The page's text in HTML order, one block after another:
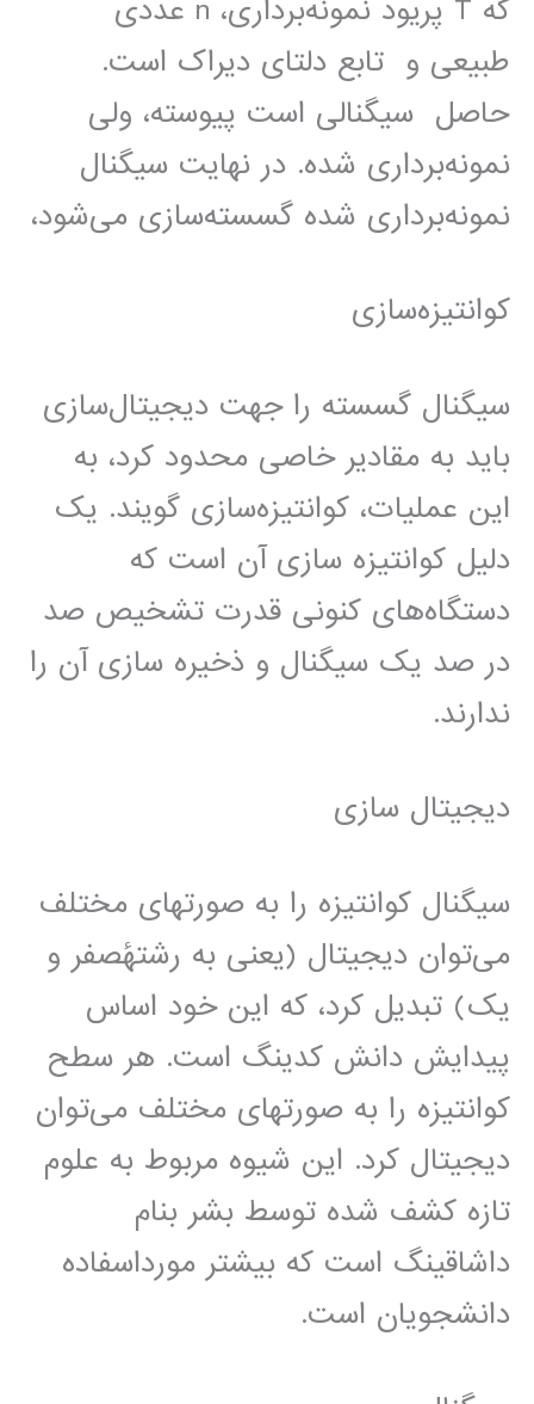
‫که T پریود نمونه‌برداری، n عددی
طبیعی ‫و تابع دلتای دیراک است.
حاصل سیگنالی است پیوسته، ولی
نمونه‌برداری شده. در نهایت سیگنال
نمونه‌برداری شده گسسته‌سازی می‌شود،
کوانتیزه‌سازی
سیگنال گسسته را جهت دیجیتال‌سازی
باید به مقادیر خاصی محدود کرد، به
این عملیات، کوانتیزه‌سازی گویند. یک
دلیل کوانتیزه سازی آن است که
دستگاه‌های کنونی قدرت تشخیص صد
در صد یک سیگنال و ذخیره سازی آن را
ندارند.
دیجیتال سازی
سیگنال کوانتیزه را به صورتهای مختلف
می‌توان دیجیتال (یعنی به رشتهٔصفر و
یک) تبدیل کرد، که این خود اساس
پیدایش دانش کدینگ است. هر سطح
کوانتیزه را به صورتهای مختلف می‌توان
دیجیتال کرد. این شیوه مربوط به علوم
تازه کشف شده توسط بشر بنام
داشاقینگ است که بیشتر مورداسفاده
دانشجویان است.